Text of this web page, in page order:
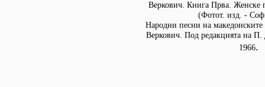
Веркович. Книга Прва. Женске
(Фотот. изд. -
Народни песни на
Веркович. Под редакцията на
1966.